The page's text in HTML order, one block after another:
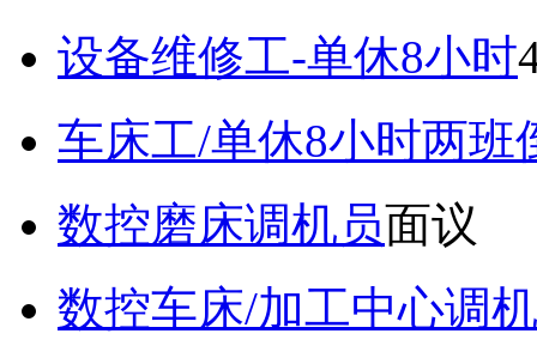
设备维修工-单休8小时
车床工/单休8小时两班
数控磨床调机员面议
数控车床/加工中心调